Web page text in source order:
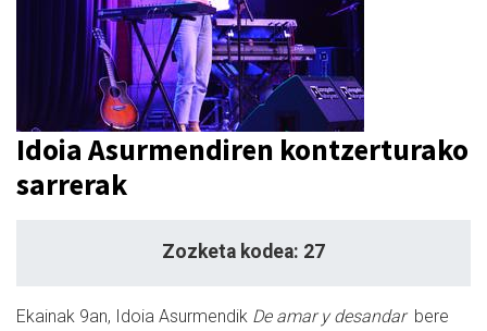
Idoia Asurmendiren kontzerturako
sarrerak
Zozketa kodea: 27
Ekainak 9an, Idoia Asurmendik De amar y desandar bere